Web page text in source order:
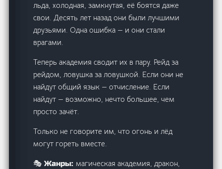
льда, холодная, замкнутая, её боятся даже
свои. Десять лет назад они были лучшими
друзьями. Одна ошибка — и они стали
врагами.
Теперь академия сводит их в пару. Рейд за
рейдом, ловушка за ловушкой. Если они не
найдут общий язык — отчисление. Если
найдут — возможно, нечто большее, чем
просто зачёт.
Только не говорите им, что огонь и лёд
могут гореть вместе.
🎭 Жанры:магическая академия, дракон,